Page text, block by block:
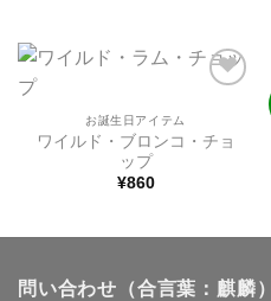
リス
トに
お誕生日アイテム
ワイルド・ブロンコ・チョ
ップ
¥860
問い合わせ（合言葉：麒麟）